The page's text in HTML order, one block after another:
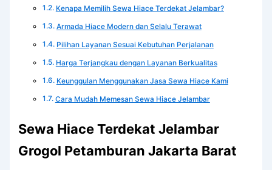
Kenapa Memilih Sewa Hiace Terdekat Jelambar?
Armada Hiace Modern dan Selalu Terawat
Pilihan Layanan Sesuai Kebutuhan Perjalanan
Harga Terjangkau dengan Layanan Berkualitas
Keunggulan Menggunakan Jasa Sewa Hiace Kami
Cara Mudah Memesan Sewa Hiace Jelambar
Sewa Hiace Terdekat Jelambar
Grogol Petamburan Jakarta Barat